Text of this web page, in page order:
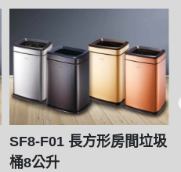
SF8-F01 長方形房間垃圾
桶8公升